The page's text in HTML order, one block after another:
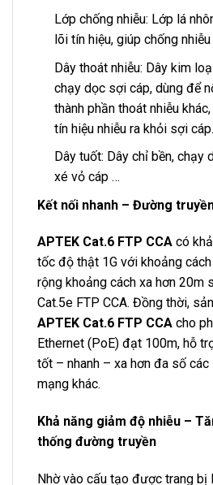
Lớp chống nhiễu: Lớp lá
lõi tín hiệu, giúp chống
Dây thoát nhiễu: Dây kim
chạy dọc sợi cáp, dùng để
thành phần thoát nhiễu
tín hiệu nhiễu ra khỏi sợi cáp.
Dây tuốt: Dây chỉ bền, chạy
xé vỏ cáp …
Kết nối nhanh – Đường
APTEK Cat.6 FTP CCA có
tốc độ thật 1G với khoảng
rộng khoảng cách xa hơn 20m
Cat.5e FTP CCA. Đồng thời,
APTEK Cat.6 FTP CCA cho
Ethernet (PoE) đạt 100m, hỗ
tốt – nhanh – xa hơn đa số
mạng khác.
Khả năng giảm độ nhiễu –
thống đường truyền
Nhờ vào cấu tạo được trang bị